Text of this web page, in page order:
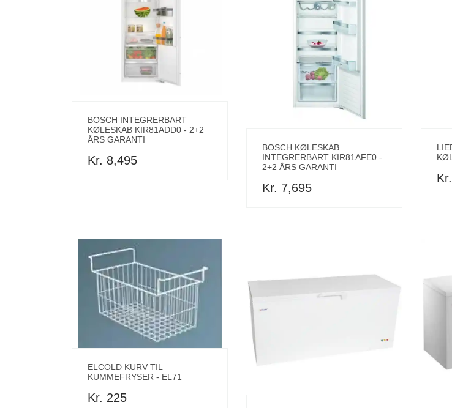
BOSCH INTEGRERBART
KØLESKAB KIR81ADD0 - 2+2
ÅRS GARANTI
Kr. 8,495
BOSCH KØLESKAB
INTEGRERBART KIR81AFE0 -
2+2 ÅRS GARANTI
Kr. 7,695
ELCOLD KURV TIL
KUMMEFRYSER - EL71
Kr. 225